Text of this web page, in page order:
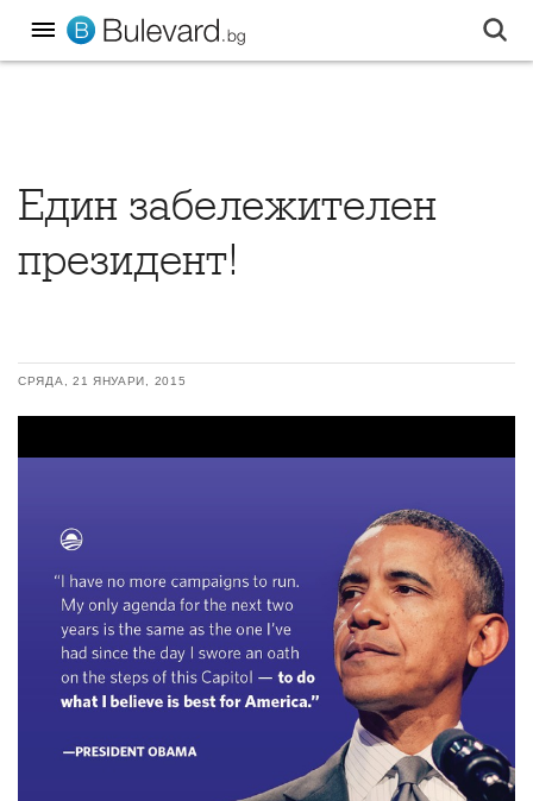
Един забележителен
президент!
СРЯДА, 21 ЯНУАРИ, 2015